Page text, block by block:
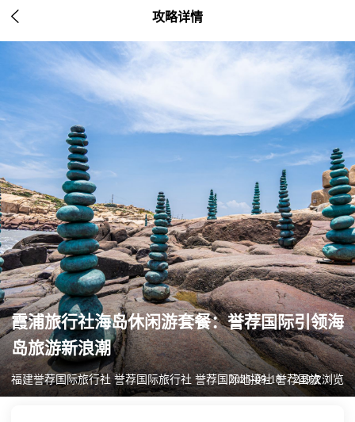
 攻略详情
霞浦旅行社海岛休闲游套餐：誉荐国际引领海
岛旅游新浪潮
福建誉荐国际旅行社 誉荐国际旅行社 誉荐国际地接社 誉荐国旅
2025-09-18 249次浏览